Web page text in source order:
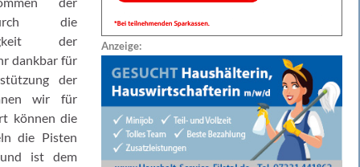
die
der
dankbar für
der
wir für
können die
die Pisten
ist dem
Anzeige: